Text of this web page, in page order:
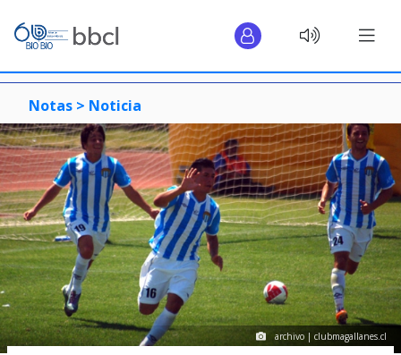
Notas > Noticia
archivo | clubmagallanes.cl